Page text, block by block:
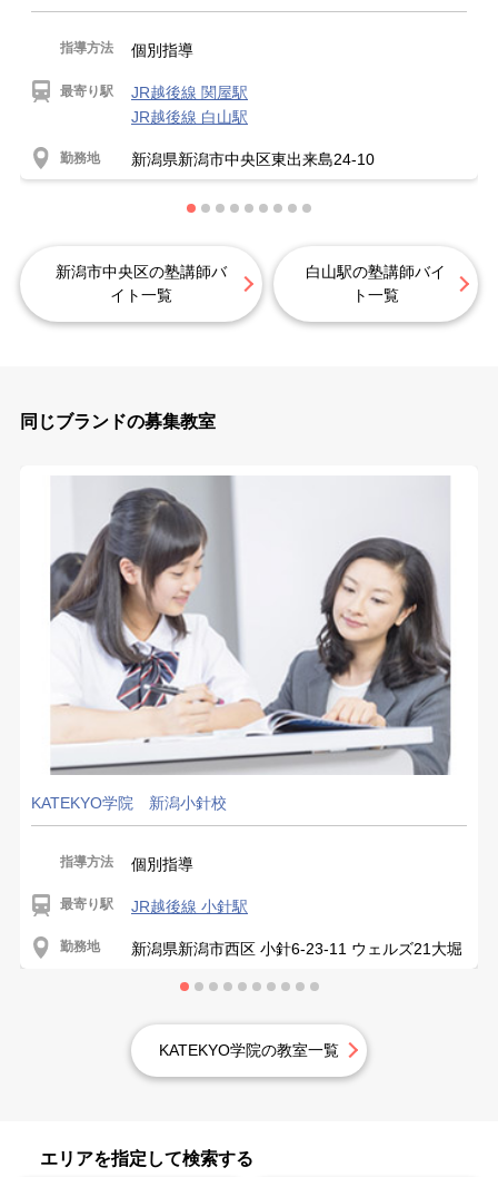
指導方法 個別指導
最寄り駅
JR越後線 関屋駅
JR越後線 白山駅
勤務地 新潟県新潟市中央区東出来島24‐10
新潟市中央区の塾講師バ
イト一覧
白山駅の塾講師バイ
ト一覧
同じブランドの募集教室
KATEKYO学院 新潟小針校
指導方法 個別指導
最寄り駅 JR越後線 小針駅
勤務地 新潟県新潟市西区 小針6-23-11 ウェルズ21大堀
KATEKYO学院の教室一覧
エリアを指定して検索する